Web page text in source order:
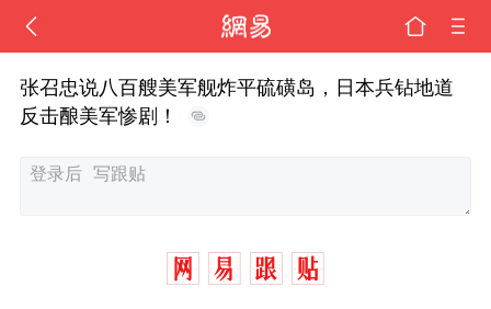
张召忠说八百艘美军舰炸平硫磺岛，日本兵钻地道
反击酿美军惨剧！